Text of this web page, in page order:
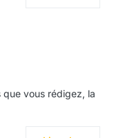
que vous rédigez, la